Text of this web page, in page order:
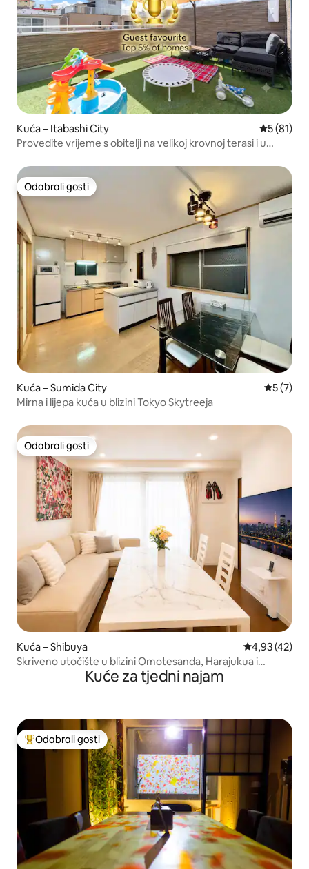
Kuća – Itabashi City Prosječna
5 (81)
Provedite vrijeme s obitelji na velikoj krovnoj terasi i u
spavaće sobe | 7 kreveta | Krovna terasa
Odabrali gosti
Odabrali gosti
Kuća – Sumida City
5 (7)
Mirna i lijepa kuća u blizini Tokyo Skytreeja
Odabrali gosti
Odabrali gosti
Kuća – Shibuya Prosječna
4,93 (42)
Skriveno utočište u blizini Omotesanda, Harajukua i
Kuće za tjedni najam
Među najviše rangiranima s oznakom „Odabrali gosti”
Odabrali gosti